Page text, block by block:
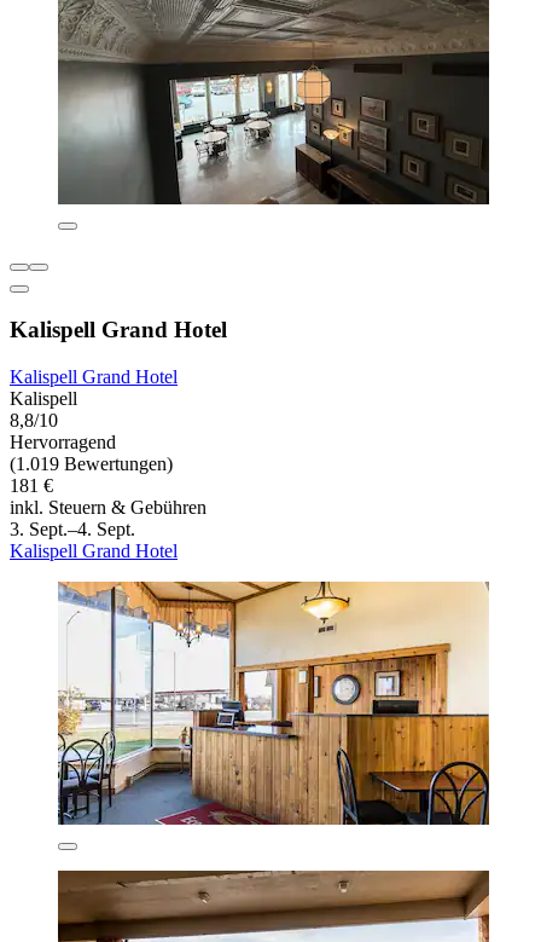
Kalispell Grand Hotel
Kalispell Grand Hotel
Kalispell
8,8/10
Hervorragend
(1.019 Bewertungen)
181 €
inkl. Steuern & Gebühren
3. Sept.–4. Sept.
Kalispell Grand Hotel